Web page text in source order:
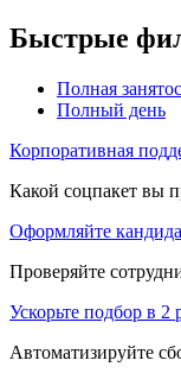
Быстрые
Полная
Полный день
Корпоративная
Какой соцпакет вы
Оформляйте
Проверяйте
Ускорьте подбор в 2
Автоматизируйте